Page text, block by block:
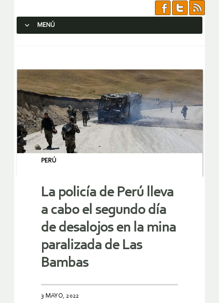
MENÚ
PERÚ
La policía de Perú lleva
a cabo el segundo día
de desalojos en la mina
paralizada de Las
Bambas
3 MAYO, 2022